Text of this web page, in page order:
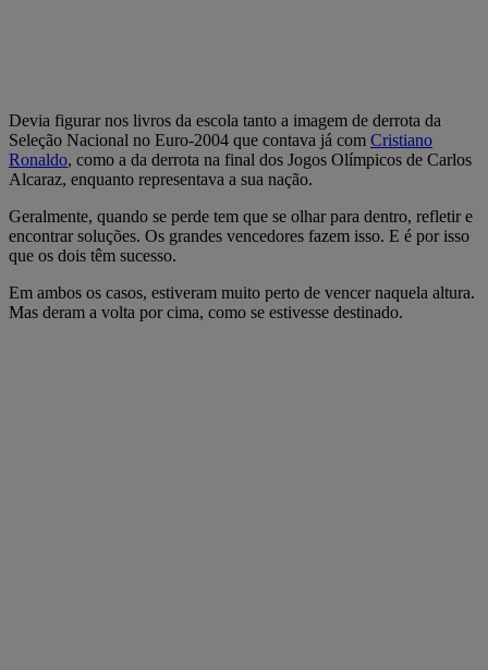
Devia figurar nos livros da escola tanto a imagem de derrota da
Seleção Nacional no Euro-2004 que contava já com Cristiano
Ronaldo, como a da derrota na final dos Jogos Olímpicos de Carlos
Alcaraz, enquanto representava a sua nação.
Geralmente, quando se perde tem que se olhar para dentro, refletir e
encontrar soluções. Os grandes vencedores fazem isso. E é por isso
que os dois têm sucesso.
Em ambos os casos, estiveram muito perto de vencer naquela altura.
Mas deram a volta por cima, como se estivesse destinado.